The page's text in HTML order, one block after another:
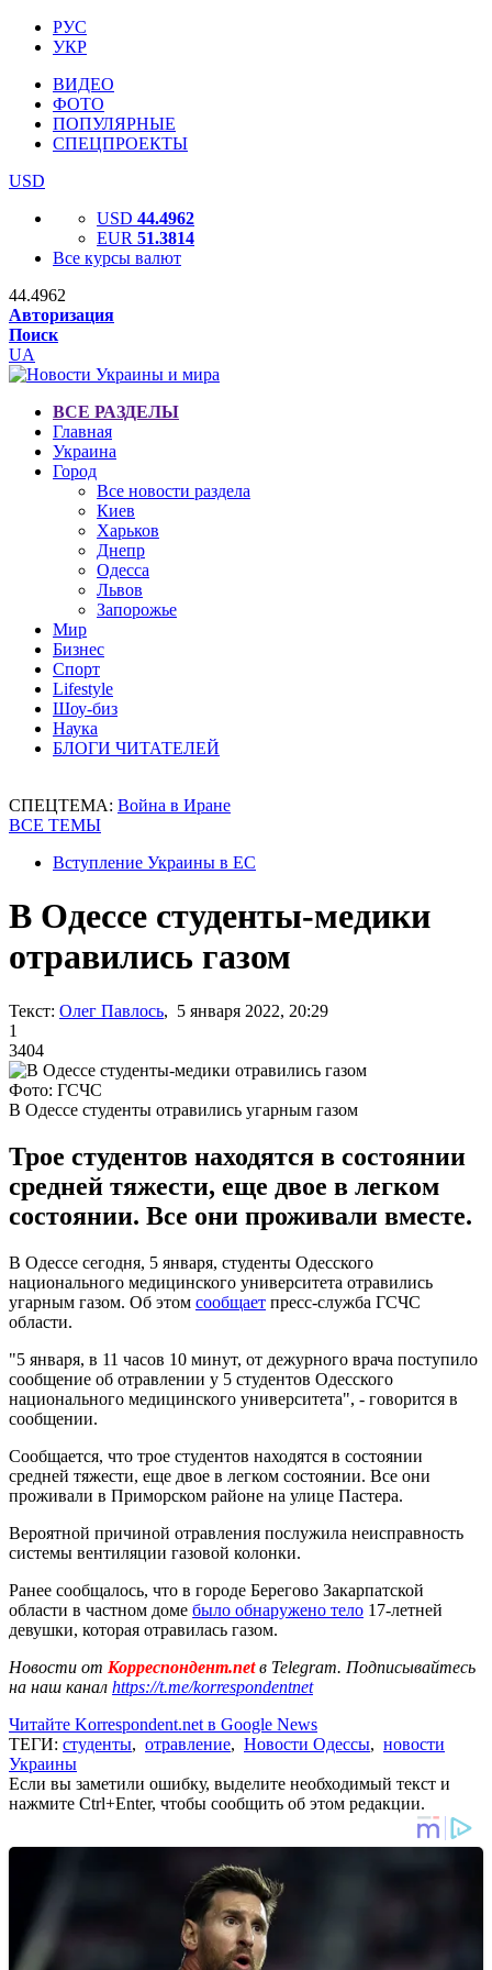
РУС
УКР
ВИДЕО
ФОТО
ПОПУЛЯРНЫЕ
СПЕЦПРОЕКТЫ
USD
USD 44.4962
EUR 51.3814
Все курсы валют
44.4962
Авторизация
Поиск
UA
ВСЕ РАЗДЕЛЫ
Главная
Украина
Город
Все новости раздела
Киев
Харьков
Днепр
Одесса
Львов
Запорожье
Мир
Бизнес
Спорт
Lifestyle
Шоу-биз
Наука
БЛОГИ ЧИТАТЕЛЕЙ
СПЕЦТЕМА: Война в Иране
ВСЕ ТЕМЫ
Вступление Украины в ЕС
В Одессе студенты-медики
отравились газом
Текст: Олег Павлось, 5 января 2022, 20:29
1
3404
Фото: ГСЧС
В Одессе студенты отравились угарным газом
Трое студентов находятся в состоянии
средней тяжести, еще двое в легком
состоянии. Все они проживали вместе.
В Одессе сегодня, 5 января, студенты Одесского
национального медицинского университета отравились
угарным газом. Об этом сообщает пресс-служба ГСЧС
области.
"5 января, в 11 часов 10 минут, от дежурного врача поступило
сообщение об отравлении у 5 студентов Одесского
национального медицинского университета", - говорится в
сообщении.
Сообщается, что трое студентов находятся в состоянии
средней тяжести, еще двое в легком состоянии. Все они
проживали в Приморском районе на улице Пастера.
Вероятной причиной отравления послужила неисправность
системы вентиляции газовой колонки.
Ранее сообщалось, что в городе Берегово Закарпатской
области в частном доме было обнаружено тело 17-летней
девушки, которая отравилась газом.
Новости от Корреспондент.netв Telegram. Подписывайтесь
на наш канал https://t.me/korrespondentnet
Читайте Korrespondent.net в Google News
ТЕГИ: студенты, отравление, Новости Одессы, новости
Украины
Если вы заметили ошибку, выделите необходимый текст и
нажмите Ctrl+Enter, чтобы сообщить об этом редакции.